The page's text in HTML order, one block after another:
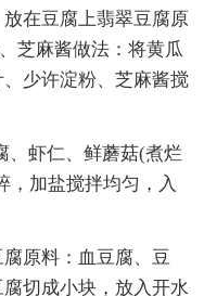
在豆腐上翡翠豆腐原
芝麻酱做法：将黄瓜
少许淀粉、芝麻酱搅
、虾仁、鲜蘑菇(煮烂
，加盐搅拌均匀，入
原料：血豆腐、豆
切成小块，放入开水